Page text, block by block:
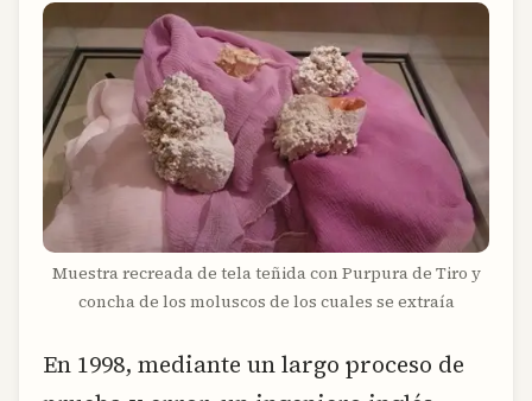
Muestra recreada de tela teñida con Purpura de Tiro y
concha de los moluscos de los cuales se extraía
En 1998, mediante un largo proceso de